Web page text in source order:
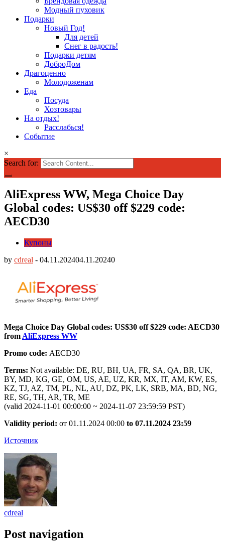
Модный пуховик
Подарки
Новый Год!
Для детей
Снег в радость!
Подарки детям
ДоброДом
Драгоценно
Молодоженам
Еда
Посуда
Хозтовары
На отдых!
Расслабься!
Событие
×
Search for:
AliExpress WW, Mega Choice Day
Global codes: US$30 off $229 code:
AECD30
Купоны
by cdreal - 04.11.202404.11.20240
Mega Choice Day Global codes: US$30 off $229 code: AECD30
from AliExpress WW
Promo code: AECD30
Terms: Not available: DE, RU, BH, UA, FR, SA, QA, BR, UK,
BY, MD, KG, GE, OM, US, AE, UZ, KR, MX, IT, AM, KW, ES,
KZ, TJ, AZ, TM, PL, NL, AU, DZ, PK, LK, SRB, MA, BD, NG,
RE, SG, TH, AR, TR, ME
(valid 2024-11-01 00:00:00 ~ 2024-11-07 23:59:59 PST)
Validity period: от 01.11.2024 00:00 to 07.11.2024 23:59
Источник
cdreal
Post navigation